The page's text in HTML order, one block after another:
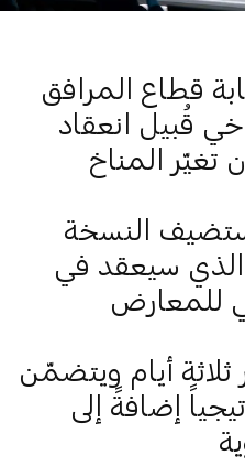
قطاع المرافق
قُبيل انعقاد
تغيّر المناخ
النسخة
الذي سيعقد في
للمعارض
أيام ويتضمّن
إضافةً إلى